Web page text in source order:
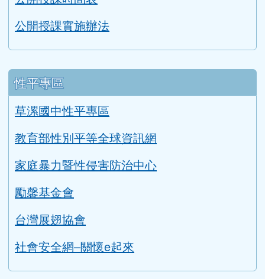
親師互動網頁
閱讀桃花源輔導訪視自評表
課程計畫
114學年度課程計畫
公開授課時間表
公開授課實施辦法